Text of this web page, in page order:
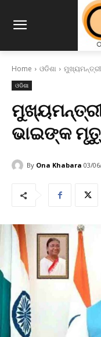
Home ଓଡିଶା
ଓଡିଶା
ଭାଇଙ୍କ
By Ona Khabara 03/